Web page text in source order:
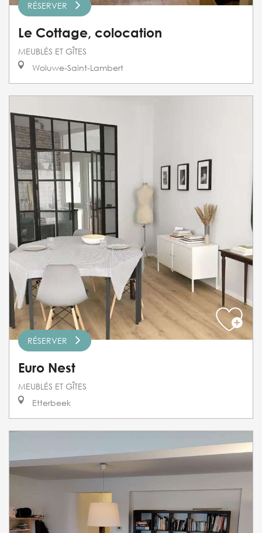
RÉSERVER
Le Cottage, colocation
MEUBLÉS ET GÎTES
Woluwe-Saint-Lambert
RÉSERVER
Euro Nest
MEUBLÉS ET GÎTES
Etterbeek